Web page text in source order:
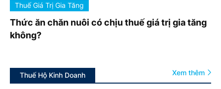
Thuế Giá Trị Gia Tăng
Thức ăn chăn nuôi có chịu thuế giá trị gia tăng
không?
Thuế Hộ Kinh Doanh Xem thêm